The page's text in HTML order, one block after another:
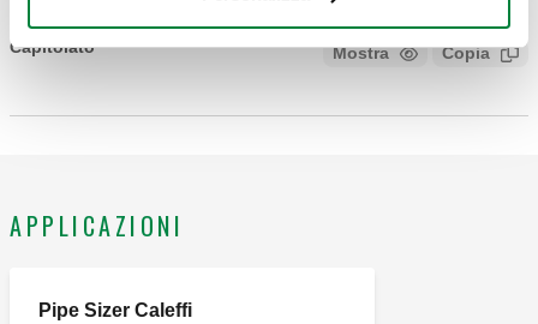
Capitolato Mostra Copia
derivazioni, calotta mobile. Pressione massima di esercizio:
Materiale: acciaio.
APPLICAZIONI
Pipe Sizer Caleffi